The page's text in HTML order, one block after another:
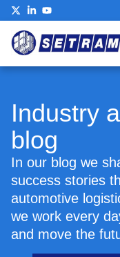
Industry
blog
In our blog we
success stories
automotive
we work every
and move the